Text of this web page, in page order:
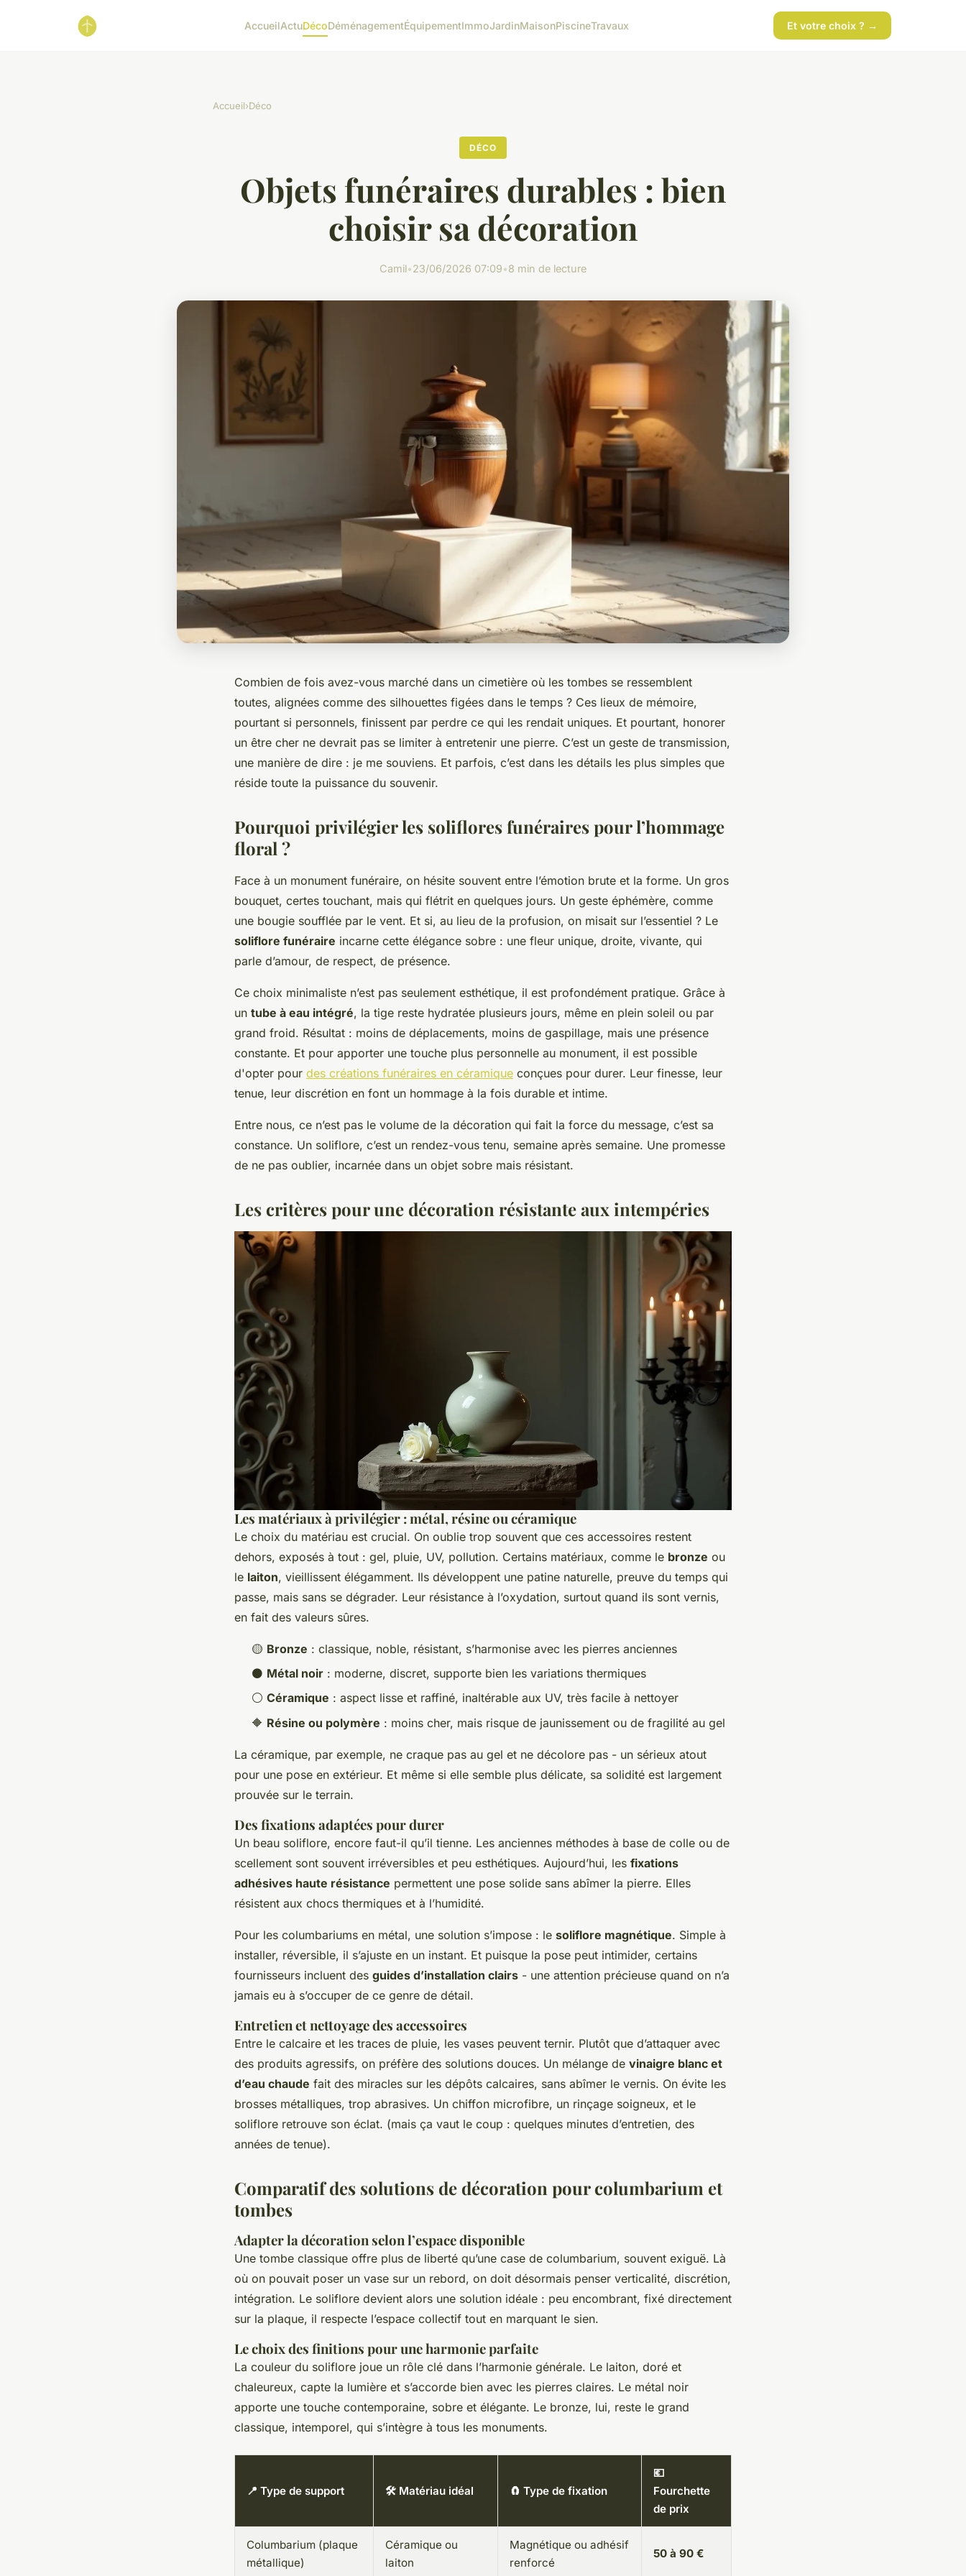
AccueilActuDécoDéménagementÉquipementImmoJardinMaisonPiscineTravaux Et votre choix ? →
Accueil›Déco
DÉCO
Objets funéraires durables : bien
choisir sa décoration
Camil•23/06/2026 07:09•8 min de lecture
Combien de fois avez-vous marché dans un cimetière où les tombes se ressemblent
toutes, alignées comme des silhouettes figées dans le temps ? Ces lieux de mémoire,
pourtant si personnels, finissent par perdre ce qui les rendait uniques. Et pourtant, honorer
un être cher ne devrait pas se limiter à entretenir une pierre. C’est un geste de transmission,
une manière de dire : je me souviens. Et parfois, c’est dans les détails les plus simples que
réside toute la puissance du souvenir.
Pourquoi privilégier les soliflores funéraires pour l’hommage
floral ?
Face à un monument funéraire, on hésite souvent entre l’émotion brute et la forme. Un gros
bouquet, certes touchant, mais qui flétrit en quelques jours. Un geste éphémère, comme
une bougie soufflée par le vent. Et si, au lieu de la profusion, on misait sur l’essentiel ? Le
soliflore funéraire incarne cette élégance sobre : une fleur unique, droite, vivante, qui
parle d’amour, de respect, de présence.
Ce choix minimaliste n’est pas seulement esthétique, il est profondément pratique. Grâce à
un tube à eau intégré, la tige reste hydratée plusieurs jours, même en plein soleil ou par
grand froid. Résultat : moins de déplacements, moins de gaspillage, mais une présence
constante. Et pour apporter une touche plus personnelle au monument, il est possible
d'opter pour des créations funéraires en céramique conçues pour durer. Leur finesse, leur
tenue, leur discrétion en font un hommage à la fois durable et intime.
Entre nous, ce n’est pas le volume de la décoration qui fait la force du message, c’est sa
constance. Un soliflore, c’est un rendez-vous tenu, semaine après semaine. Une promesse
de ne pas oublier, incarnée dans un objet sobre mais résistant.
Les critères pour une décoration résistante aux intempéries
Les matériaux à privilégier : métal, résine ou céramique
Le choix du matériau est crucial. On oublie trop souvent que ces accessoires restent
dehors, exposés à tout : gel, pluie, UV, pollution. Certains matériaux, comme le bronze ou
le laiton, vieillissent élégamment. Ils développent une patine naturelle, preuve du temps qui
passe, mais sans se dégrader. Leur résistance à l’oxydation, surtout quand ils sont vernis,
en fait des valeurs sûres.
🟡 Bronze : classique, noble, résistant, s’harmonise avec les pierres anciennes
⚫ Métal noir : moderne, discret, supporte bien les variations thermiques
⚪ Céramique : aspect lisse et raffiné, inaltérable aux UV, très facile à nettoyer
🔶 Résine ou polymère : moins cher, mais risque de jaunissement ou de fragilité au gel
La céramique, par exemple, ne craque pas au gel et ne décolore pas - un sérieux atout
pour une pose en extérieur. Et même si elle semble plus délicate, sa solidité est largement
prouvée sur le terrain.
Des fixations adaptées pour durer
Un beau soliflore, encore faut-il qu’il tienne. Les anciennes méthodes à base de colle ou de
scellement sont souvent irréversibles et peu esthétiques. Aujourd’hui, les fixations
adhésives haute résistance permettent une pose solide sans abîmer la pierre. Elles
résistent aux chocs thermiques et à l’humidité.
Pour les columbariums en métal, une solution s’impose : le soliflore magnétique. Simple à
installer, réversible, il s’ajuste en un instant. Et puisque la pose peut intimider, certains
fournisseurs incluent des guides d’installation clairs - une attention précieuse quand on n’a
jamais eu à s’occuper de ce genre de détail.
Entretien et nettoyage des accessoires
Entre le calcaire et les traces de pluie, les vases peuvent ternir. Plutôt que d’attaquer avec
des produits agressifs, on préfère des solutions douces. Un mélange de vinaigre blanc et
d’eau chaude fait des miracles sur les dépôts calcaires, sans abîmer le vernis. On évite les
brosses métalliques, trop abrasives. Un chiffon microfibre, un rinçage soigneux, et le
soliflore retrouve son éclat. (mais ça vaut le coup : quelques minutes d’entretien, des
années de tenue).
Comparatif des solutions de décoration pour columbarium et
tombes
Adapter la décoration selon l’espace disponible
Une tombe classique offre plus de liberté qu’une case de columbarium, souvent exiguë. Là
où on pouvait poser un vase sur un rebord, on doit désormais penser verticalité, discrétion,
intégration. Le soliflore devient alors une solution idéale : peu encombrant, fixé directement
sur la plaque, il respecte l’espace collectif tout en marquant le sien.
Le choix des finitions pour une harmonie parfaite
La couleur du soliflore joue un rôle clé dans l’harmonie générale. Le laiton, doré et
chaleureux, capte la lumière et s’accorde bien avec les pierres claires. Le métal noir
apporte une touche contemporaine, sobre et élégante. Le bronze, lui, reste le grand
classique, intemporel, qui s’intègre à tous les monuments.
📍 Type de support 🛠️ Matériau idéal 🧲 Type de fixation
💶
Fourchette
de prix
Columbarium (plaque
métallique)
Céramique ou
laiton
Magnétique ou adhésif
renforcé
50 à 90 €